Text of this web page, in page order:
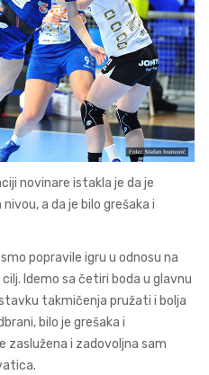
novinare istakla je da je
a da je bilo grešaka i
popravile igru u odnosu na
Idemo sa četiri boda u glavnu
takmičenja pružati i bolja
bilo je grešaka i
zaslužena i zadovoljna sam